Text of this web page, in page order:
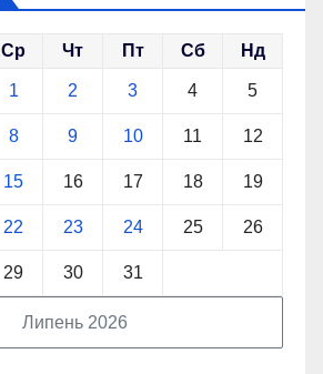
Липень 2026
Ср Чт Пт Сб Нд
1 2 3 4 5
8 9 10 11 12
15 16 17 18 19
22 23 24 25 26
29 30 31